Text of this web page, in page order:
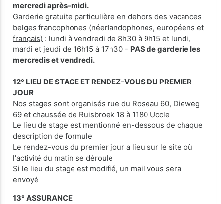
mercredi après-midi.
Garderie gratuite particulière en dehors des vacances
belges francophones (néerlandophones, européens et
français) : lundi à vendredi de 8h30 à 9h15 et lundi,
mardi et jeudi de 16h15 à 17h30 - PAS de garderie les
mercredis et vendredi.
12° LIEU DE STAGE ET RENDEZ-VOUS DU PREMIER
JOUR
Nos stages sont organisés rue du Roseau 60, Dieweg
69 et chaussée de Ruisbroek 18 à 1180 Uccle
Le lieu de stage est mentionné en-dessous de chaque
description de formule
Le rendez-vous du premier jour a lieu sur le site où
l'activité du matin se déroule
Si le lieu du stage est modifié, un mail vous sera
envoyé
13° ASSURANCE